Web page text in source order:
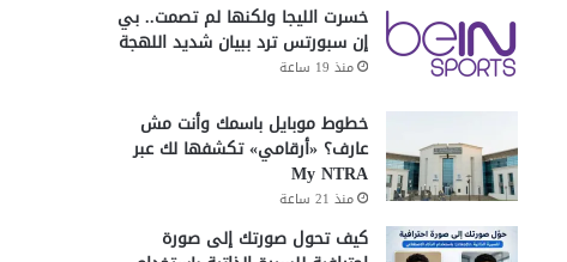
خسرت الليجا ولكنها لم تصمت.. بي
إن سبورتس ترد ببيان شديد اللهجة
منذ 19 ساعة
خطوط موبايل باسمك وأنت مش
عارف؟ «أرقامي» تكشفها لك عبر
My NTRA
منذ 21 ساعة
كيف تحول صورتك إلى صورة